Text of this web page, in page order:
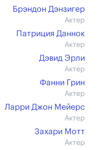
Брэндон Дэнзигер
Актер
Патриция Даннок
Актер
Дэвид Эрли
Актер
Фанни Грин
Актер
Ларри Джон Мейерс
Актер
Захари Мотт
Актер